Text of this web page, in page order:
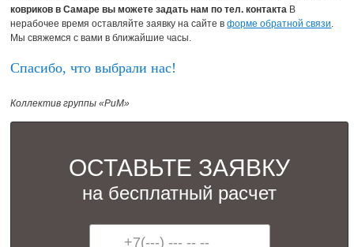
ковриков в Самаре вы можете задать нам по тел. контакта В
нерабочее время оставляйте заявку на сайте вформе обратной связи.
Мы свяжемся с вами в ближайшие часы.
Спасибо, что выбрали нас!
Коллектив группы «РиМ»
ОСТАВЬТЕ ЗАЯВКУ
на бесплатный расчет